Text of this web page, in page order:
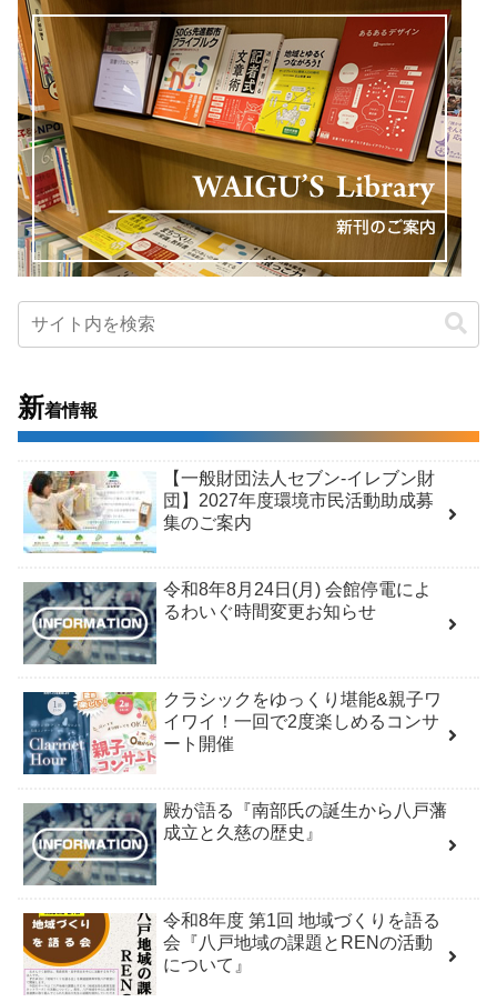
新着情報
【一般財団法人セブン-イレブン財
団】2027年度環境市民活動助成募
集のご案内
令和8年8月24日(月) 会館停電によ
るわいぐ時間変更お知らせ
クラシックをゆっくり堪能&親子ワ
イワイ！一回で2度楽しめるコンサ
ート開催
殿が語る『南部氏の誕生から八戸藩
成立と久慈の歴史』
令和8年度 第1回 地域づくりを語る
会『八戸地域の課題とRENの活動
について』